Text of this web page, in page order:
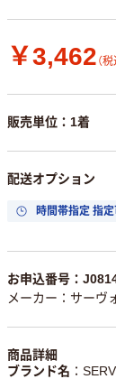
￥3,462 （税
販売単位：1着
配送オプション
時間帯指定 指
お申込番号：
メーカー：サーヴ
商品詳細
ブランド名